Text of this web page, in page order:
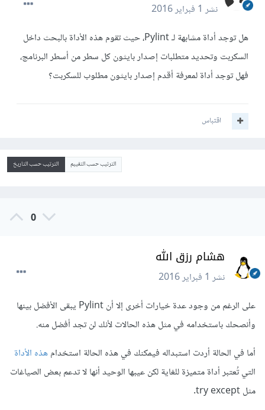
نشر1 فبراير 2016
هل توجد أداة مشابهة لـ Pylint، حيث تقوم هذه الأداة بالبحث داخل
السكربت وتحديد متطلبات إصدار بايثون كل سطر من أسطر البرنامج،
فهل توجد أداة لمعرفة أقدم إصدار بايثون مطلوب للسكربت؟
اقتباس
الترتيب حسب التقييم الترتيب حسب التاريخ
0
هشام رزق الله
نشر1 فبراير 2016
على الرغم من وجود عدة خيارات أخرى إلا أن Pylint يبقى الأفضل بينها
وأنصحك باستخدامه في مثل هذه الحالات لأنك لن تجد أفضل منه.
أما في الحالة أردت استبداله فيمكنك في هذه الحالة استخدامهذه الأداة
التي تُعتبر أداة متميزة للغاية لكن عيبها الوحيد أنها لا تدعم بعض الصياغات
مثل try except.